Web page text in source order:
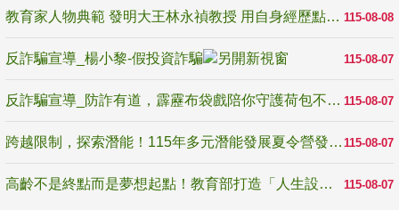
115-08-08
教育家人物典範 發明大王林永禎教授 用自身經歷點亮學生的路
115-08-07
反詐騙宣導_楊小黎-假投資詐騙
115-08-07
反詐騙宣導_防詐有道，霹靂布袋戲陪你守護荷包不受騙
115-08-07
跨越限制，探索潛能！115年多元潛能發展夏令營發掘生命無限可能
115-08-07
高齡不是終點而是夢想起點！教育部打造「人生設計夢工場」 參展第3屆高齡健康產業博覽會